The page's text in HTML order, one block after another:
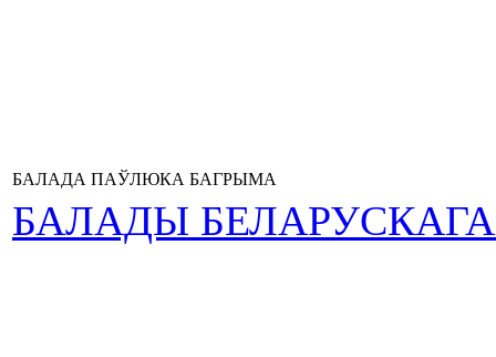
БАЛАДА ПАЎЛЮКА БАГРЫМА
БАЛАДЫ